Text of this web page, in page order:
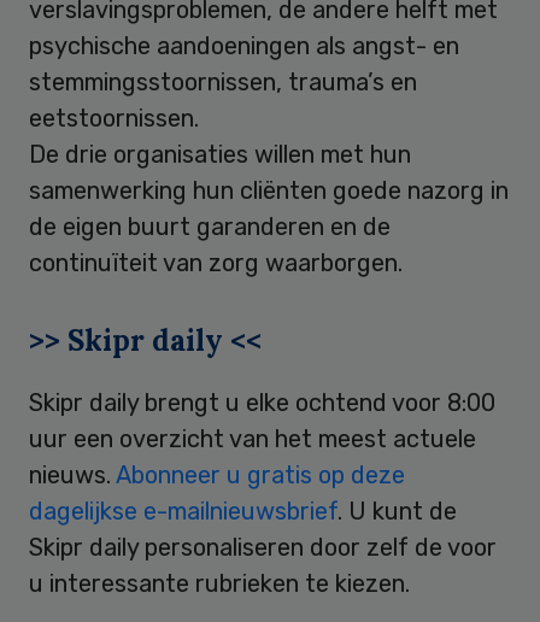
verslavingsproblemen, de andere helft met
psychische aandoeningen als angst- en
stemmingsstoornissen, trauma’s en
eetstoornissen.
De drie organisaties willen met hun
samenwerking hun cliënten goede nazorg in
de eigen buurt garanderen en de
continuïteit van zorg waarborgen.
>> Skipr daily <<
Skipr daily brengt u elke ochtend voor 8:00
uur een overzicht van het meest actuele
nieuws. Abonneer u gratis op deze
dagelijkse e-mailnieuwsbrief. U kunt de
Skipr daily personaliseren door zelf de voor
u interessante rubrieken te kiezen.